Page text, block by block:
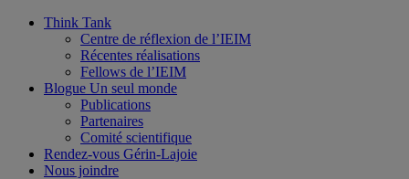
Think Tank
Centre de réflexion de l’IEIM
Récentes réalisations
Fellows de l’IEIM
Blogue Un seul monde
Publications
Partenaires
Comité scientifique
Rendez-vous Gérin-Lajoie
Nous joindre